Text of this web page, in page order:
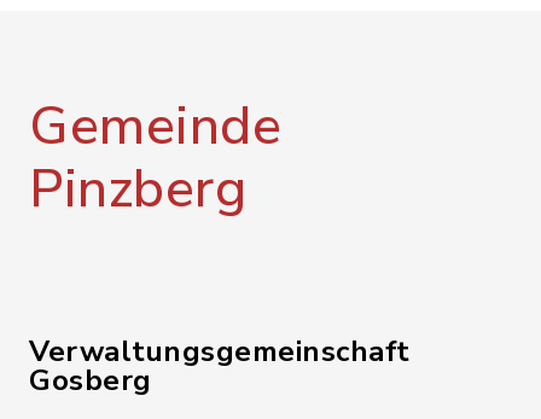
Gemeinde
Pinzberg
Verwaltungsgemeinschaft
Gosberg